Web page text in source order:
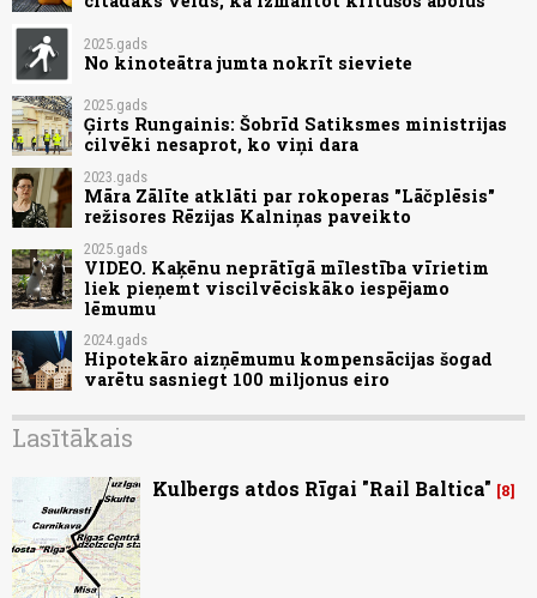
2025.gads
No kinoteātra jumta nokrīt sieviete
2025.gads
Ģirts Rungainis: Šobrīd Satiksmes ministrijas
cilvēki nesaprot, ko viņi dara
2023.gads
Māra Zālīte atklāti par rokoperas "Lāčplēsis"
režisores Rēzijas Kalniņas paveikto
2025.gads
VIDEO. Kaķēnu neprātīgā mīlestība vīrietim
liek pieņemt viscilvēciskāko iespējamo
lēmumu
2024.gads
Hipotekāro aizņēmumu kompensācijas šogad
varētu sasniegt 100 miljonus eiro
Lasītākais
Kulbergs atdos Rīgai "Rail Baltica" 8